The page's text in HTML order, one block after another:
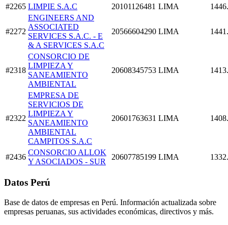
#2265 LIMPIE S.A.C 20101126481 LIMA
#2272
ENGINEERS AND
ASSOCIATED
SERVICES S.A.C. - E
& A SERVICES S.A.C
20566604290 LIMA
#2318
CONSORCIO DE
LIMPIEZA Y
SANEAMIENTO
AMBIENTAL
20608345753 LIMA
#2322
EMPRESA DE
SERVICIOS DE
LIMPIEZA Y
SANEAMIENTO
AMBIENTAL
CAMPITOS S.A.C
20601763631 LIMA
#2436
CONSORCIO ALLOK
Y ASOCIADOS - SUR
20607785199 LIMA
Datos Perú
Base de datos de empresas en Perú. Información actualizada sobre
empresas peruanas, sus actividades económicas, directivos y más.